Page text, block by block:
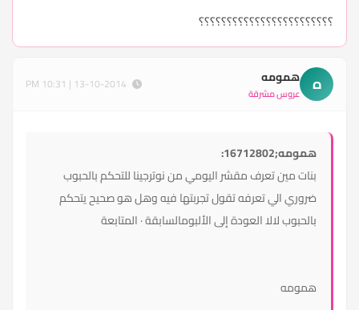
؟؟؟؟؟؟؟؟؟؟؟؟؟؟؟؟؟؟؟؟؟؟؟؟
ه همومه
عروس مشرقة
همومه;16712802:
بنات مين تعرف مقشر اليومي من نوترجينا للتحكم بالحبوب
ضروري الي تعرفه تقول تجربتها فيه وهل هو صحيح يتحكم
بالحبوب لالاالعودة إلى الألبومالسابقة·المتابعة
همومه